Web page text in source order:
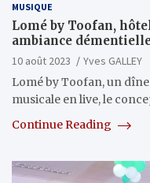
MUSIQUE
Lomé by Toofan,
ambiance
10 août 2023
Yves GALLEY
Lomé by Toofan, un
musicale en live, le
Continue Reading